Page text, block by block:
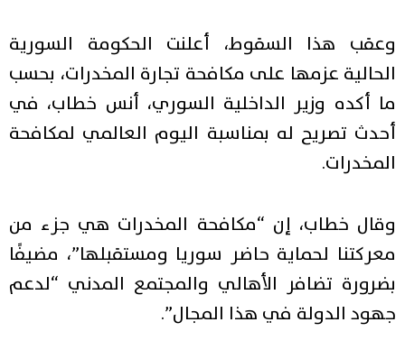
وعقب هذا السقوط، أعلنت الحكومة السورية
الحالية عزمها على مكافحة تجارة المخدرات، بحسب
ما أكده وزير الداخلية السوري، أنس خطاب، في
أحدث تصريح له بمناسبة اليوم العالمي لمكافحة
المخدرات.
وقال خطاب، إن “مكافحة المخدرات هي جزء من
معركتنا لحماية حاضر سوريا ومستقبلها”، مضيفًا
بضرورة تضافر الأهالي والمجتمع المدني “لدعم
جهود الدولة في هذا المجال”.